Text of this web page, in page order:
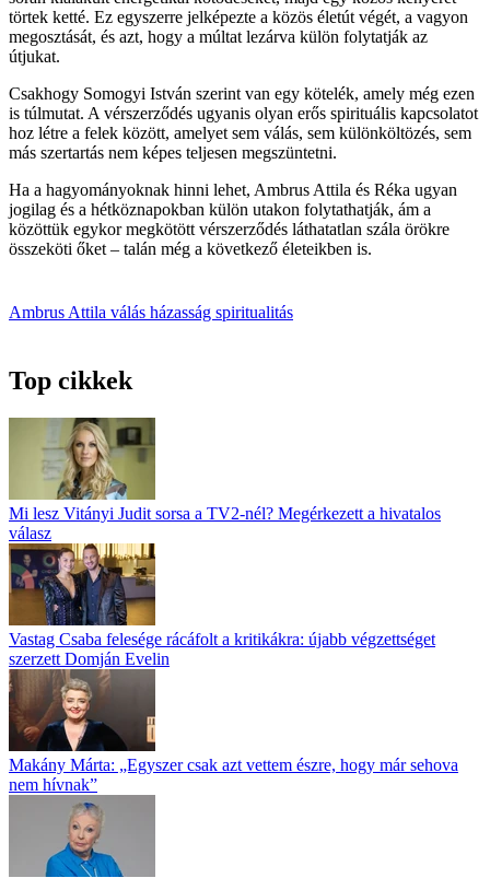
törtek ketté. Ez egyszerre jelképezte a közös életút végét, a vagyon
megosztását, és azt, hogy a múltat lezárva külön folytatják az
útjukat.
Csakhogy Somogyi István szerint van egy kötelék, amely még ezen
is túlmutat. A vérszerződés ugyanis olyan erős spirituális kapcsolatot
hoz létre a felek között, amelyet sem válás, sem különköltözés, sem
más szertartás nem képes teljesen megszüntetni.
Ha a hagyományoknak hinni lehet, Ambrus Attila és Réka ugyan
jogilag és a hétköznapokban külön utakon folytathatják, ám a
közöttük egykor megkötött vérszerződés láthatatlan szála örökre
összeköti őket – talán még a következő életeikben is.
Ambrus Attila válás házasság spiritualitás
Top cikkek
Mi lesz Vitányi Judit sorsa a TV2-nél? Megérkezett a hivatalos
válasz
Vastag Csaba felesége rácáfolt a kritikákra: újabb végzettséget
szerzett Domján Evelin
Makány Márta: „Egyszer csak azt vettem észre, hogy már sehova
nem hívnak”